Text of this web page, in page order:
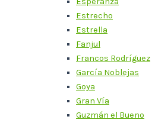
Estrecho
Estrella
Fanjul
Francos Rodríguez
García Noblejas
Goya
Gran Vía
Guzmán el Bueno